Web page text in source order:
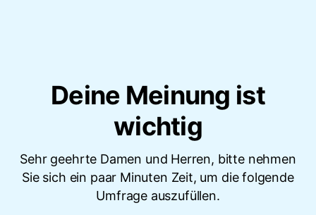
Deine Meinung ist
wichtig
Sehr geehrte Damen und Herren, bitte nehmen
Sie sich ein paar Minuten Zeit, um die folgende
Umfrage auszufüllen.